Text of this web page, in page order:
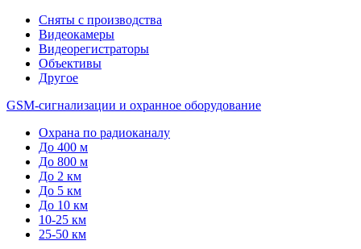
Сняты с производства
Видеокамеры
Видеорегистраторы
Объективы
Другое
GSM-сигнализации и охранное оборудование
Охрана по радиоканалу
До 400 м
До 800 м
До 2 км
До 5 км
До 10 км
10-25 км
25-50 км